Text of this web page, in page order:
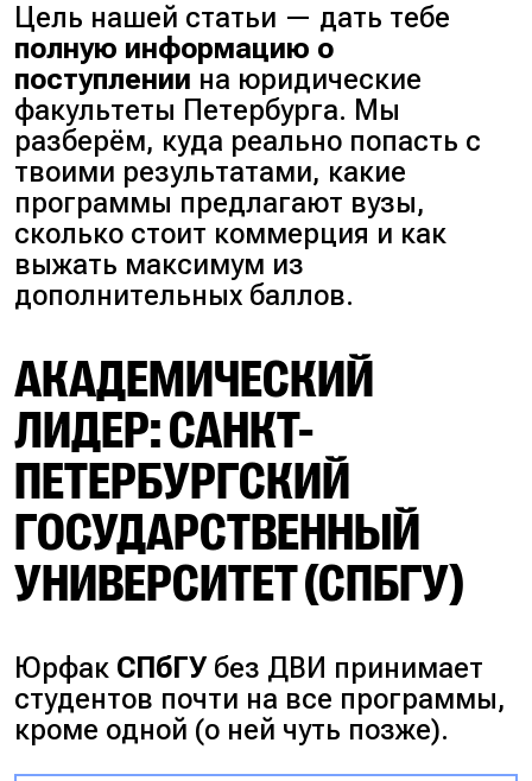
Цель нашей статьи — дать тебе
полную информацию о
поступлении на юридические
факультеты Петербурга. Мы
разберём, куда реально попасть с
твоими результатами, какие
программы предлагают вузы,
сколько стоит коммерция и как
выжать максимум из
дополнительных баллов.
АКАДЕМИЧЕСКИЙ
ЛИДЕР: САНКТ-
ПЕТЕРБУРГСКИЙ
ГОСУДАРСТВЕННЫЙ
УНИВЕРСИТЕТ (СПБГУ)
Юрфак СПбГУ без ДВИ принимает
студентов почти на все программы,
кроме одной (о ней чуть позже).